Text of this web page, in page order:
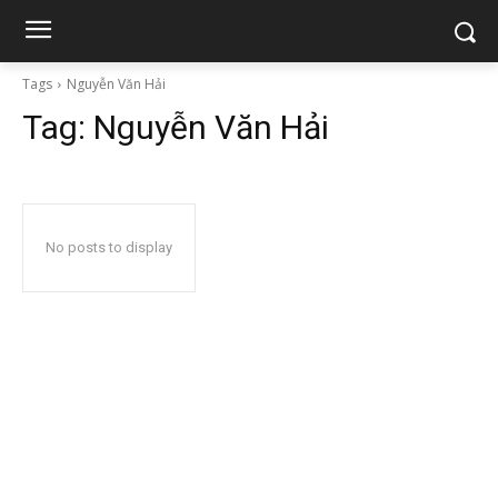
Tags Nguyễn Văn Hải
Tag: Nguyễn Văn Hải
No posts to display